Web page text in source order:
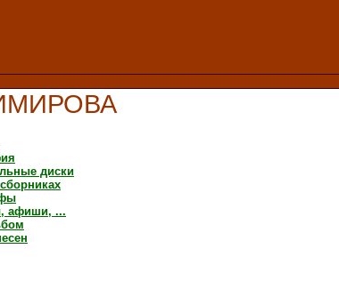
диски
афиши, ...